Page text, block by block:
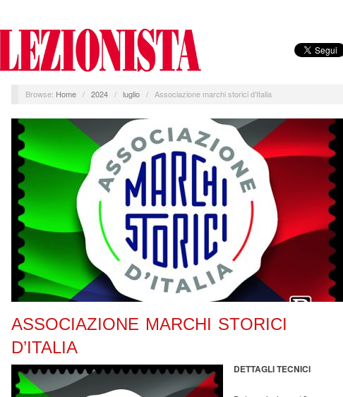
Browse: Home / 2024 / luglio / Associazione marchi storici d’Italia
ASSOCIAZIONE MARCHI STORICI
D’ITALIA
DETTAGLI TECNICI